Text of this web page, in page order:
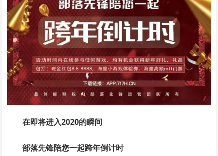
在即将进入2020的瞬间
部落先锋陪您一起跨年倒计时